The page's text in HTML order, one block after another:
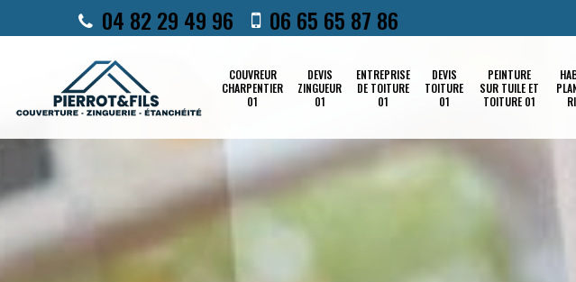
04 82 29 49 96 06 65 65 87 86
COUVREUR
CHARPENTIER
01
DEVIS
ZINGUEUR
01
ENTREPRISE
DE TOITURE
01
DEVIS
TOITURE
01
PEINTURE
SUR TUILE ET
TOITURE 01